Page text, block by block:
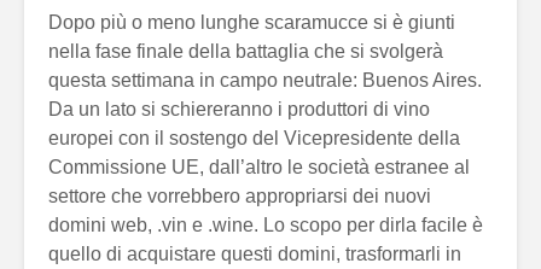
Dopo più o meno lunghe scaramucce si è giunti
nella fase finale della battaglia che si svolgerà
questa settimana in campo neutrale: Buenos Aires.
Da un lato si schiereranno i produttori di vino
europei con il sostengo del Vicepresidente della
Commissione UE, dall’altro le società estranee al
settore che vorrebbero appropriarsi dei nuovi
domini web, .vin e .wine. Lo scopo per dirla facile è
quello di acquistare questi domini, trasformarli in